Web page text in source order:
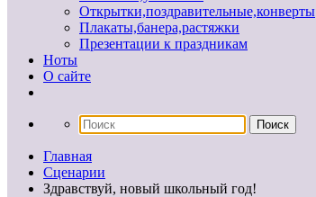
Открытки,поздравительные,конверты
Плакаты,банера,растяжки
Презентации к праздникам
Ноты
О сайте
Главная
Сценарии
Здравствуй, новый школьный год!